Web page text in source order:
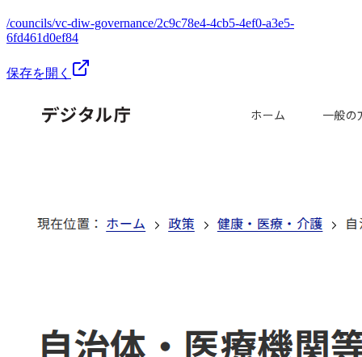
/councils/vc-diw-governance/2c9c78e4-4cb5-4ef0-a3e5-
6fd461d0ef84
保存を開く